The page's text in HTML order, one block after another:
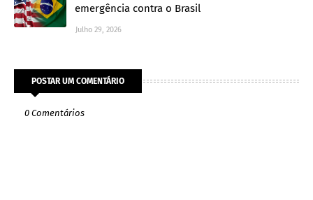
emergência contra o Brasil
Julho 29, 2026
POSTAR UM COMENTÁRIO
0 Comentários